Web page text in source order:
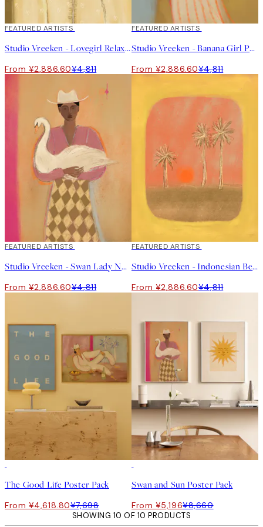
40%*
FEATURED ARTISTS
Studio Vreeken - Lovegirl Relaxing Day No2 Print
From ¥2,886.60¥4,811
40%*
FEATURED ARTISTS
Studio Vreeken - Banana Girl Print
From ¥2,886.60¥4,811
40%*
FEATURED ARTISTS
Studio Vreeken - Swan Lady No2 Print
From ¥2,886.60¥4,811
40%*
FEATURED ARTISTS
Studio Vreeken - Indonesian Beach Print
From ¥2,886.60¥4,811
The Good Life Poster Pack
From ¥4,618.80¥7,698
Swan and Sun Poster Pack
From ¥5,196¥8,660
SHOWING 10 OF 10 PRODUCTS